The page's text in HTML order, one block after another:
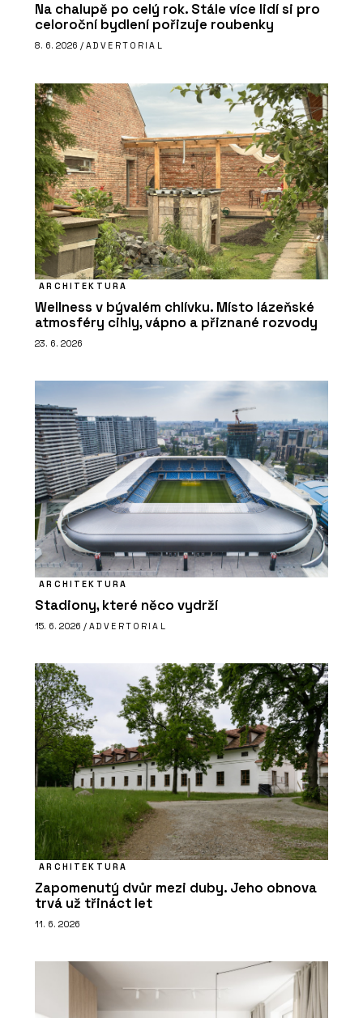
Na chalupě po celý rok. Stále více lidí si pro
celoroční bydlení pořizuje roubenky
8. 6. 2026 / ADVERTORIAL
ARCHITEKTURA
Wellness v bývalém chlívku. Místo lázeňské
atmosféry cihly, vápno a přiznané rozvody
23. 6. 2026
ARCHITEKTURA
Stadiony, které něco vydrží
15. 6. 2026 / ADVERTORIAL
ARCHITEKTURA
Zapomenutý dvůr mezi duby. Jeho obnova
trvá už třináct let
11. 6. 2026